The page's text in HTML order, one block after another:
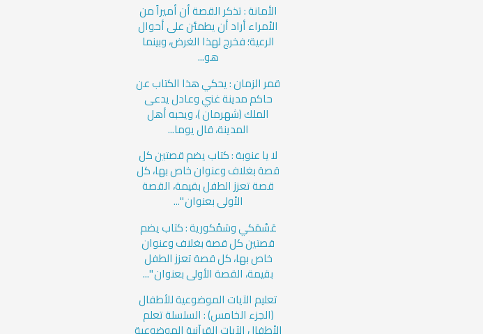
الأمانة : تذكر القصة أن أميراً من
الأمراء أراد أن يطمئن على أحوال
الرعية؛ فخرج لهذا الغرض، وبينما
هو...
قمر الزمان : يحكي هذا الكتاب عن
حاكم مدينة غني وعادل يدعى
الملك (شهرمان )، ويحبه أهل
المدينة، قال يوما...
لا يا عنوبة : كتاب يضم قصتين كل
قصة بغلاف وعنوان خاص بها، كل
قصة تعزز الطفل بقيمة، القصة
الأولى بعنوان "...
عَسْمَكي وسَمْكورية : كتاب يضم
قصتين كل قصة بغلاف وعنوان
خاص بها، كل قصة تعزز الطفل
بقيمة، القصة الأولى بعنوان "...
تعليم الآيات الموضوعية للأطفال
(الجزء الخامس) : السلسلة تعلم